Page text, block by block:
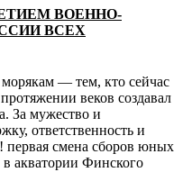
ВОЕННО-
ВСЕХ
— тем, кто сейчас
веков создавал
За мужество и
ответственность и
первая смена сборов юных
акватории Финского